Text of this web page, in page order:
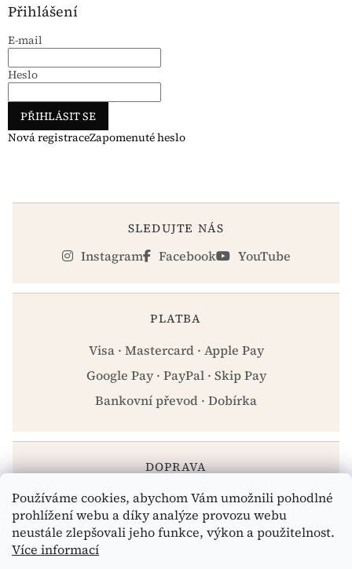
Používáme cookies, abychom Vám umožnili pohodlné
prohlížení webu a díky analýze provozu webu
neustále zlepšovali jeho funkce, výkon a použitelnost.
Více informací
Přihlášení
E-mail
Heslo
PŘIHLÁSIT SE
Nová registraceZapomenuté heslo
SLEDUJTE NÁS
Instagram Facebook YouTube
PLATBA
Visa · Mastercard · Apple Pay
Google Pay · PayPal · Skip Pay
Bankovní převod · Dobírka
DOPRAVA
Zásilkovna · PPL · Osobní odběr Praha